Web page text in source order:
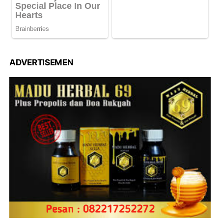
ADVERTISEMEN